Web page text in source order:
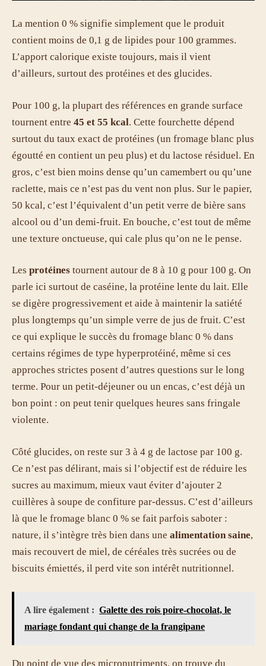
La mention 0 % signifie simplement que le produit
contient moins de 0,1 g de lipides pour 100 grammes.
L’apport calorique existe toujours, mais il vient
d’ailleurs, surtout des protéines et des glucides.
Pour 100 g, la plupart des références en grande surface
tournent entre 45 et 55 kcal. Cette fourchette dépend
surtout du taux exact de protéines (un fromage blanc plus
égoutté en contient un peu plus) et du lactose résiduel. En
gros, c’est bien moins dense qu’un camembert ou qu’une
raclette, mais ce n’est pas du vent non plus. Sur le papier,
50 kcal, c’est l’équivalent d’un petit verre de bière sans
alcool ou d’un demi-fruit. En bouche, c’est tout de même
une texture onctueuse, qui cale plus qu’on ne le pense.
Les protéines tournent autour de 8 à 10 g pour 100 g. On
parle ici surtout de caséine, la protéine lente du lait. Elle
se digère progressivement et aide à maintenir la satiété
plus longtemps qu’un simple verre de jus de fruit. C’est
ce qui explique le succès du fromage blanc 0 % dans
certains régimes de type hyperprotéiné, même si ces
approches strictes posent d’autres questions sur le long
terme. Pour un petit-déjeuner ou un encas, c’est déjà un
bon point : on peut tenir quelques heures sans fringale
violente.
Côté glucides, on reste sur 3 à 4 g de lactose par 100 g.
Ce n’est pas délirant, mais si l’objectif est de réduire les
sucres au maximum, mieux vaut éviter d’ajouter 2
cuillères à soupe de confiture par-dessus. C’est d’ailleurs
là que le fromage blanc 0 % se fait parfois saboter :
nature, il s’intègre très bien dans une alimentation saine,
mais recouvert de miel, de céréales très sucrées ou de
biscuits émiettés, il perd vite son intérêt nutritionnel.
A lire également : Galette des rois poire-chocolat, le
mariage fondant qui change de la frangipane
Du point de vue des micronutriments, on trouve du